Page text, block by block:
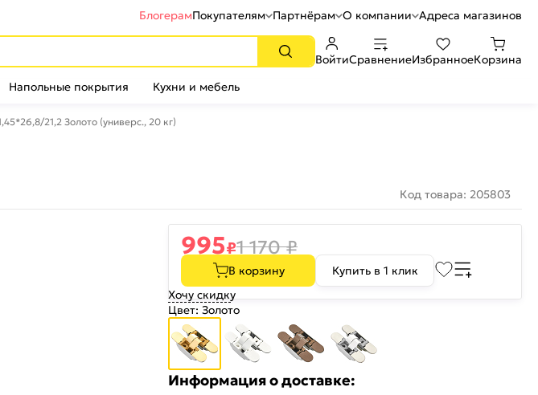
БлогерамПокупателям Партнёрам О компании Адреса магазинов
ВойтиСравнениеИзбранноеКорзина
Напольные покрытия Кухни и мебель
21,2 Золото (универс., 20 кг)
Код товара: 205803
995₽1 170₽
В корзину
Купить в 1 клик
Хочу скидку
Цвет: Золото
Информация о доставке: